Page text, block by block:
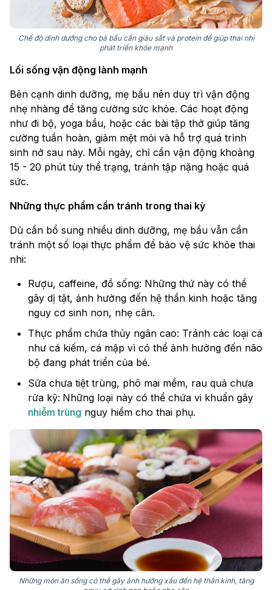
Chế độ dinh dưỡng cho bà bầu cần giàu sắt và protein để giúp thai nhi
phát triển khỏe mạnh
Lối sống vận động lành mạnh
Bên cạnh dinh dưỡng, mẹ bầu nên duy trì vận động
nhẹ nhàng để tăng cường sức khỏe. Các hoạt động
như đi bộ, yoga bầu, hoặc các bài tập thở giúp tăng
cường tuần hoàn, giảm mệt mỏi và hỗ trợ quá trình
sinh nở sau này. Mỗi ngày, chỉ cần vận động khoảng
15 - 20 phút tùy thể trạng, tránh tập nặng hoặc quá
sức.
Những thực phẩm cần tránh trong thai kỳ
Dù cần bổ sung nhiều dinh dưỡng, mẹ bầu vẫn cần
tránh một số loại thực phẩm để bảo vệ sức khỏe thai
nhi:
Rượu, caffeine, đồ sống: Những thứ này có thể
gây dị tật, ảnh hưởng đến hệ thần kinh hoặc tăng
nguy cơ sinh non, nhẹ cân.
Thực phẩm chứa thủy ngân cao: Tránh các loại cá
như cá kiếm, cá mập vì có thể ảnh hưởng đến não
bộ đang phát triển của bé.
Sữa chưa tiệt trùng, phô mai mềm, rau quả chưa
rửa kỹ: Những loại này có thể chứa vi khuẩn gây
nhiễm trùng nguy hiểm cho thai phụ.
Những món ăn sống có thể gây ảnh hưởng xấu đến hệ thần kinh, tăng